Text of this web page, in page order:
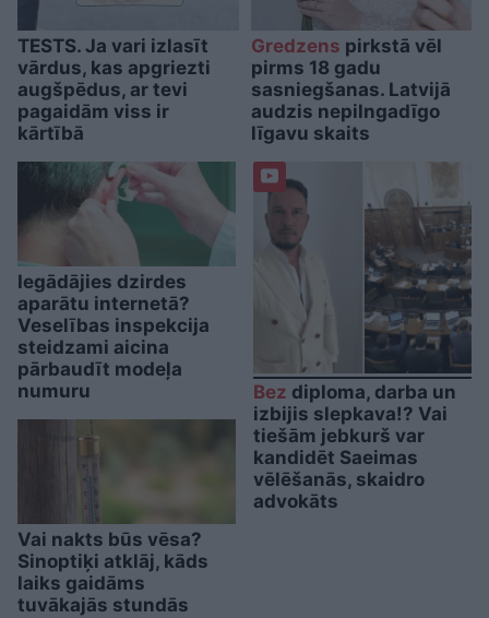
TESTS. Ja vari izlasīt
vārdus, kas apgriezti
augšpēdus, ar tevi
pagaidām viss ir
kārtībā
Gredzens pirkstā vēl
pirms 18 gadu
sasniegšanas. Latvijā
audzis nepilngadīgo
līgavu skaits
Iegādājies dzirdes
aparātu internetā?
Veselības inspekcija
steidzami aicina
pārbaudīt modeļa
numuru
Vai nakts būs vēsa?
Sinoptiķi atklāj, kāds
laiks gaidāms
tuvākajās stundās
Bez diploma, darba un
izbijis slepkava!? Vai
tiešām jebkurš var
kandidēt Saeimas
vēlēšanās, skaidro
advokāts